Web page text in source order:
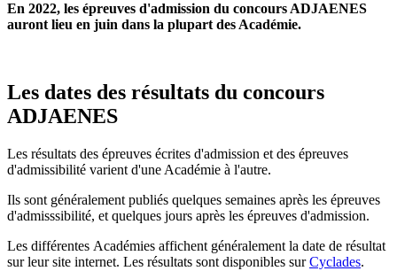
En 2022, les épreuves d'admission du concours ADJAENES
auront lieu en juin dans la plupart des Académie.
Les dates des résultats du concours
ADJAENES
Les résultats des épreuves écrites d'admission et des épreuves
d'admissibilité varient d'une Académie à l'autre.
Ils sont généralement publiés quelques semaines après les épreuves
d'admisssibilité, et quelques jours après les épreuves d'admission.
Les différentes Académies affichent généralement la date de résultat
sur leur site internet. Les résultats sont disponibles surCyclades.